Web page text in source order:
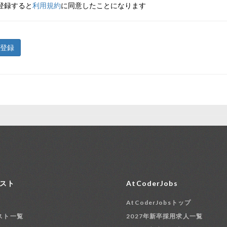
録すると利用規約に同意したことになります
録
ト
ト一覧
AtCoderJobs
AtCoderJobsトップ
2027年新卒採用求人一覧